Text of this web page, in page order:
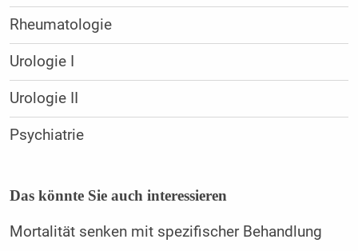
Rheumatologie
Urologie I
Urologie II
Psychiatrie
Das könnte Sie auch interessieren
Mortalität senken mit spezifischer Behandlung